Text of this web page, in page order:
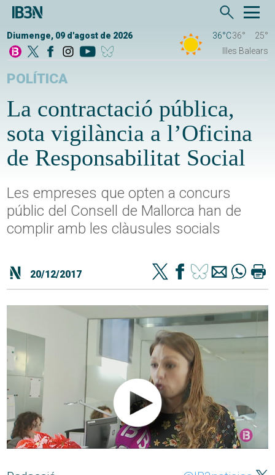
Diumenge, 09 d'agost de 2026 36°C36°
25°
Illes Balears
POLÍTICA
La contractació pública,
sota vigilància a l’Oficina
de Responsabilitat Social
Les empreses que opten a concurs
públic del Consell de Mallorca han de
complir amb les clàusules socials
20/12/2017